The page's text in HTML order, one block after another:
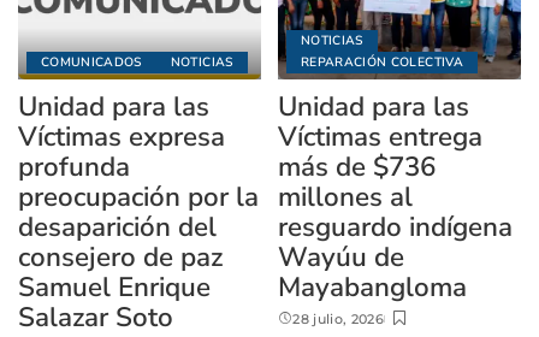
COMUNICADOS NOTICIAS
Unidad para las
Víctimas expresa
profunda
preocupación por la
desaparición del
consejero de paz
Samuel Enrique
Salazar Soto
NOTICIAS
REPARACIÓN COLECTIVA
Unidad para las
Víctimas entrega
más de $736
millones al
resguardo indígena
Wayúu de
Mayabangloma
28 julio, 2026